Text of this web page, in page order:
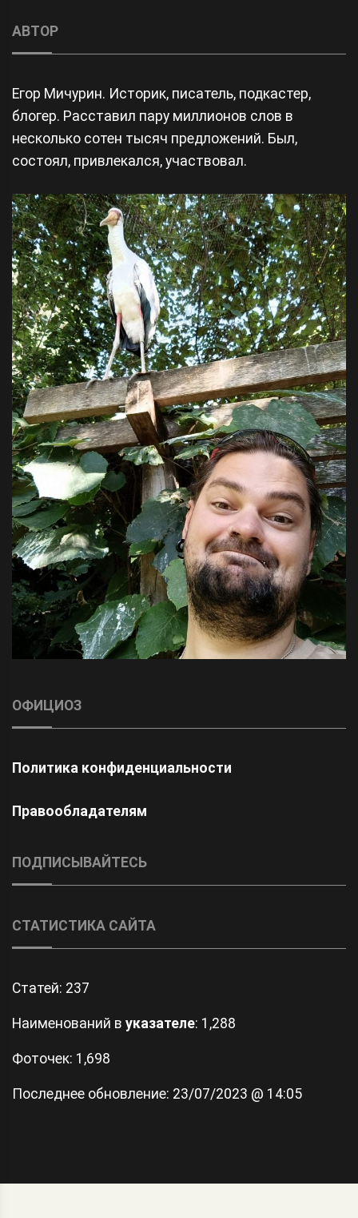
АВТОР
Егор Мичурин. Историк, писатель, подкастер,
блогер. Расставил пару миллионов слов в
несколько сотен тысяч предложений. Был,
состоял, привлекался, участвовал.
ОФИЦИОЗ
Политика конфиденциальности
Правообладателям
ПОДПИСЫВАЙТЕСЬ
СТАТИСТИКА САЙТА
Статей: 237
Наименований в указателе: 1,288
Фоточек: 1,698
Последнее обновление: 23/07/2023 @ 14:05